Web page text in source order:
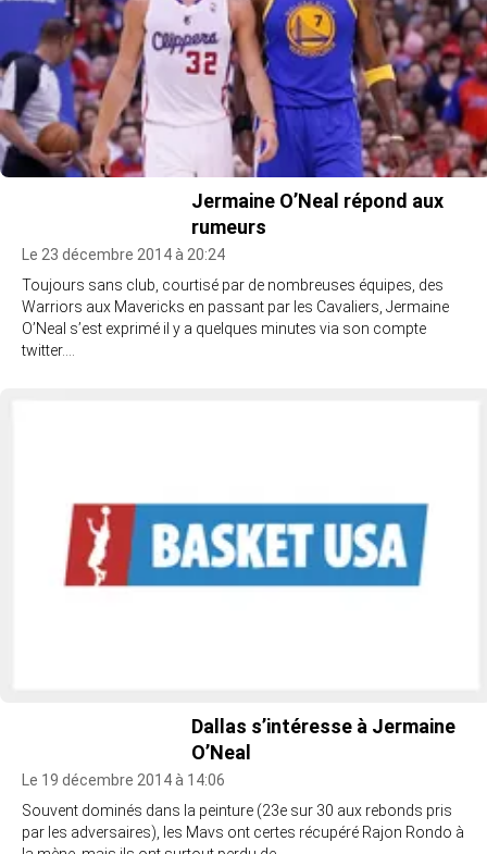
Jermaine O’Neal répond aux
rumeurs
Le 23 décembre 2014 à 20:24
Toujours sans club, courtisé par de nombreuses équipes, des
Warriors aux Mavericks en passant par les Cavaliers, Jermaine
O’Neal s’est exprimé il y a quelques minutes via son compte
twitter.…
Dallas s’intéresse à Jermaine
O’Neal
Le 19 décembre 2014 à 14:06
Souvent dominés dans la peinture (23e sur 30 aux rebonds pris
par les adversaires), les Mavs ont certes récupéré Rajon Rondo à